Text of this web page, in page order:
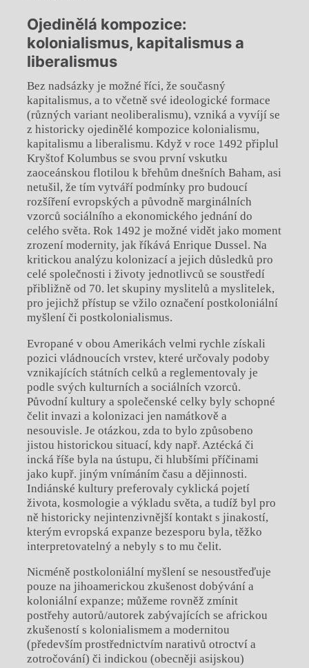
Ojedinělá kompozice:
kolonialismus, kapitalismus a
liberalismus
Bez nadsázky je možné říci, že současný
kapitalismus, a to včetně své ideologické formace
(různých variant neoliberalismu), vzniká a vyvíjí se
z historicky ojedinělé kompozice kolonialismu,
kapitalismu a liberalismu. Když v roce 1492 připlul
Kryštof Kolumbus se svou první vskutku
zaoceánskou flotilou k břehům dnešních Baham, asi
netušil, že tím vytváří podmínky pro budoucí
rozšíření evropských a původně marginálních
vzorců sociálního a ekonomického jednání do
celého světa. Rok 1492 je možné vidět jako moment
zrození modernity, jak říkává Enrique Dussel. Na
kritickou analýzu kolonizací a jejich důsledků pro
celé společnosti i životy jednotlivců se soustředí
přibližně od 70. let skupiny myslitelů a myslitelek,
pro jejichž přístup se vžilo označení postkoloniální
myšlení či postkolonialismus.
Evropané v obou Amerikách velmi rychle získali
pozici vládnoucích vrstev, které určovaly podoby
vznikajících státních celků a reglementovaly je
podle svých kulturních a sociálních vzorců.
Původní kultury a společenské celky byly schopné
čelit invazi a kolonizaci jen namátkově a
nesouvisle. Je otázkou, zda to bylo způsobeno
jistou historickou situací, kdy např. Aztécká či
incká říše byla na ústupu, či hlubšími příčinami
jako kupř. jiným vnímáním času a dějinnosti.
Indiánské kultury preferovaly cyklická pojetí
života, kosmologie a výkladu světa, a tudíž byl pro
ně historicky nejintenzivnější kontakt s jinakostí,
kterým evropská expanze bezesporu byla, těžko
interpretovatelný a nebyly s to mu čelit.
Nicméně postkoloniální myšlení se nesoustřeďuje
pouze na jihoamerickou zkušenost dobývání a
koloniální expanze; můžeme rovněž zmínit
postřehy autorů/autorek zabývajících se africkou
zkušeností s kolonialismem a modernitou
(především prostřednictvím narativů otroctví a
zotročování) či indickou (obecněji asijskou)